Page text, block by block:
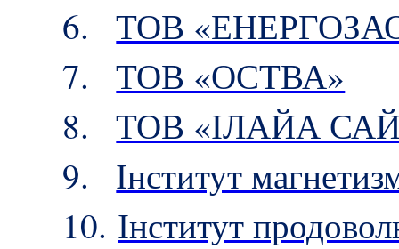
6.
ТОВ
7.
ТОВ «ОСТВА»
8.
ТОВ «ІЛАЙА
9.
Інститут
10. Інститут